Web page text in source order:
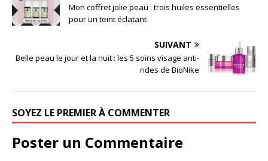
Mon coffret jolie peau : trois huiles essentielles
pour un teint éclatant
SUIVANT
Belle peau le jour et la nuit : les 5 soins visage anti-
rides de BioNike
SOYEZ LE PREMIER À COMMENTER
Poster un Commentaire